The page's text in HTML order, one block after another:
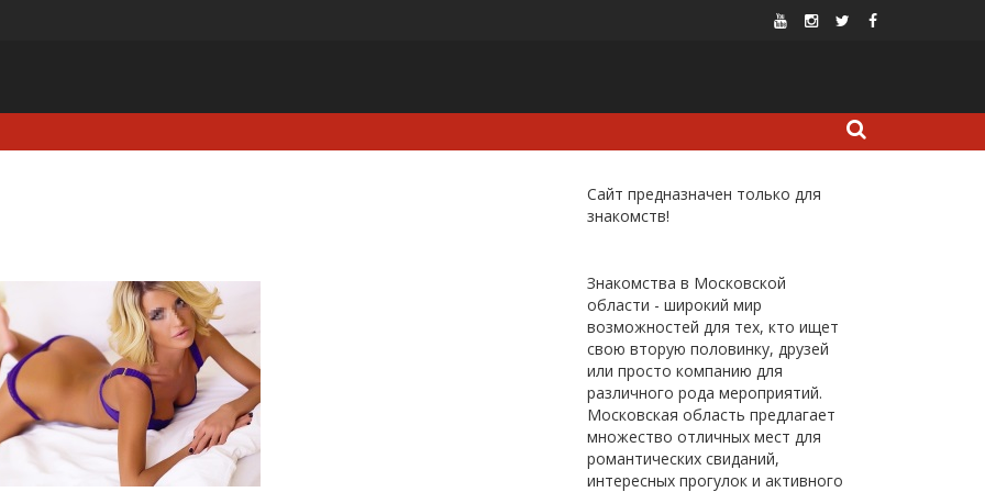
Сайт предназначен только для
знакомств!
Знакомства в Московской
области - широкий мир
возможностей для тех, кто ищет
свою вторую половинку, друзей
или просто компанию для
различного рода мероприятий.
Московская область предлагает
множество отличных мест для
романтических свиданий,
интересных прогулок и активного